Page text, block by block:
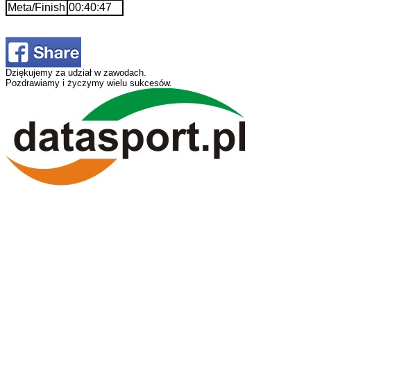
Meta/Finish 00:40:47
Dziękujemy za udział w zawodach.
Pozdrawiamy i życzymy wielu sukcesów.